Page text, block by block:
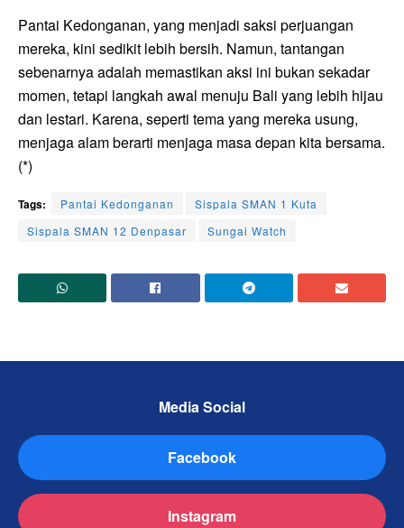
Pantai Kedonganan, yang menjadi saksi perjuangan
mereka, kini sedikit lebih bersih. Namun, tantangan
sebenarnya adalah memastikan aksi ini bukan sekadar
momen, tetapi langkah awal menuju Bali yang lebih hijau
dan lestari. Karena, seperti tema yang mereka usung,
menjaga alam berarti menjaga masa depan kita bersama.
(*)
Tags: Pantai Kedonganan
Sispala SMAN 1 Kuta
Sispala SMAN 12 Denpasar
Sungai Watch
Media Social
Facebook
Instagram